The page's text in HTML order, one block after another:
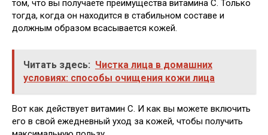
том, что вы получаете преимущества витамина С. Только
тогда, когда он находится в стабильном составе и
должным образом всасывается кожей.
Читать здесь: Чистка лица в домашних
условиях: способы очищения кожи лица
Вот как действует витамин С. И как вы можете включить
его в свой ежедневный уход за кожей, чтобы получить